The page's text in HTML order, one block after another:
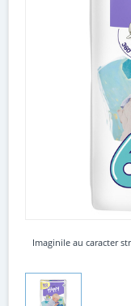
Imaginile au caracter